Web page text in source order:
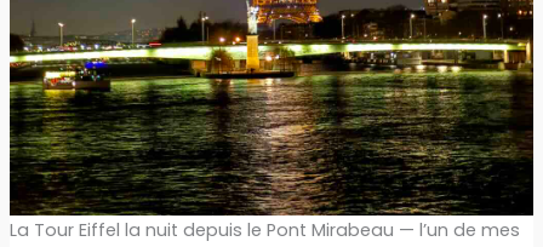
La Tour Eiffel la nuit depuis le Pont Mirabeau — l’un de mes